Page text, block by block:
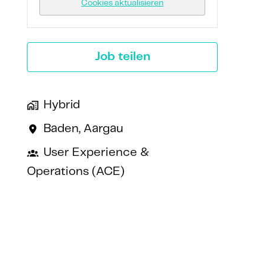
Cookies aktualisieren
Job teilen
Hybrid
Baden, Aargau
User Experience &
Operations (ACE)